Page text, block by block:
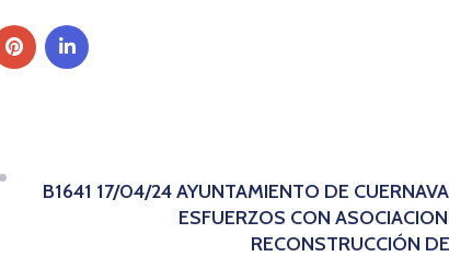
B1641 17/04/24 AYUNTAMIENTO DE
ESFUERZOS CON
RECONSTRUCCIÓN